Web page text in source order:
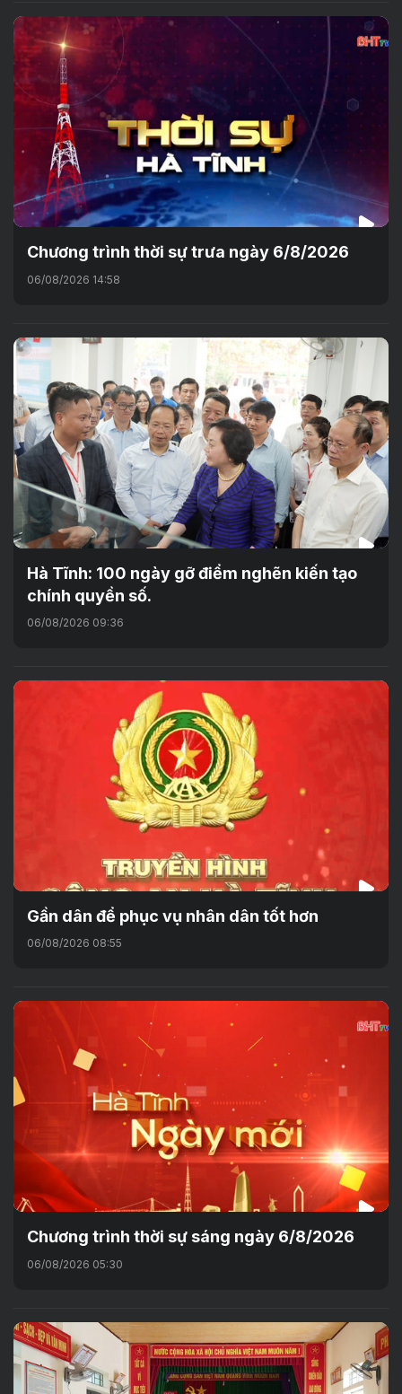
Chương trình thời sự trưa ngày 6/8/2026
06/08/2026 14:58
Hà Tĩnh: 100 ngày gỡ điểm nghẽn kiến tạo
chính quyền số.
06/08/2026 09:36
Gần dân để phục vụ nhân dân tốt hơn
06/08/2026 08:55
Chương trình thời sự sáng ngày 6/8/2026
06/08/2026 05:30